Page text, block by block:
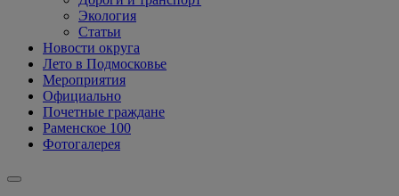
Экология
Статьи
Новости округа
Лето в Подмосковье
Мероприятия
Официально
Почетные граждане
Раменское 100
Фотогалерея